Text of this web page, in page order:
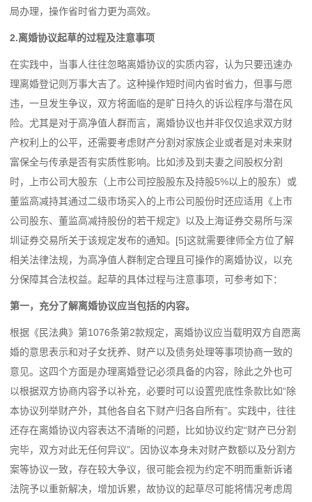
局办理，操作省时省力更为高效。
2.离婚协议起草的过程及注意事项
在实践中，当事人往往忽略离婚协议的实质内容，认为只要迅速办
理离婚登记则万事大吉了。这种操作短时间内省时省力，但事与愿
违，一旦发生争议，双方将面临的是旷日持久的诉讼程序与潜在风
险。尤其是对于高净值人群而言，离婚协议也并非仅仅追求双方财
产权利上的公平，还需要考虑财产分割对家族企业或者是对未来财
富保全与传承是否有实质性影响。比如涉及到夫妻之间股权分割
时，上市公司大股东（上市公司控股股东及持股5%以上的股东）或
董监高减持其通过二级市场买入的上市公司股份时还应适用《上市
公司股东、董监高减持股份的若干规定》以及上海证券交易所与深
圳证券交易所关于该规定发布的通知。[5]这就需要律师全方位了解
相关法律法规，为高净值人群制定合理且可操作的离婚协议，以充
分保障其合法权益。起草的具体过程与注意事项，可参考如下：
第一，充分了解离婚协议应当包括的内容。
根据《民法典》第1076条第2款规定，离婚协议应当载明双方自愿离
婚的意思表示和对子女抚养、财产以及债务处理等事项协商一致的
意见。这四个方面是办理离婚登记必须具备的内容，除此之外也可
以根据双方协商内容予以补充，必要时可以设置兜底性条款比如“除
本协议列举财产外，其他各自名下财产归各自所有”。实践中，往往
还存在离婚协议内容表达不清晰的问题，比如协议约定“财产已分割
完毕，双方对此无任何异议”。因协议本身未对财产数额以及分割方
案等协议一致，存在较大争议，很可能会视为约定不明而重新诉诸
法院予以重新解决，增加诉累，故协议的起草尽可能将情况考虑周